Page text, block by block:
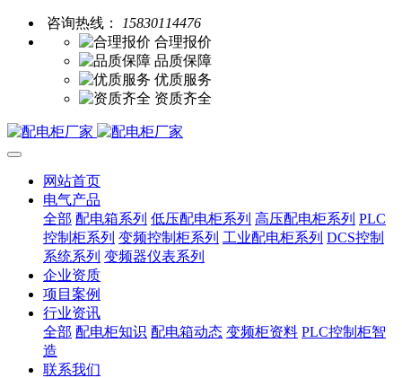
咨询热线：
15830114476
合理报价
品质保障
优质服务
资质齐全
网站首页
电气产品
全部 配电箱系列 低压配电柜系列 高压配电柜系列 PLC
控制柜系列 变频控制柜系列 工业配电柜系列 DCS控制
系统系列 变频器仪表系列
企业资质
项目案例
行业资讯
全部 配电柜知识 配电箱动态 变频柜资料 PLC控制柜智
造
联系我们